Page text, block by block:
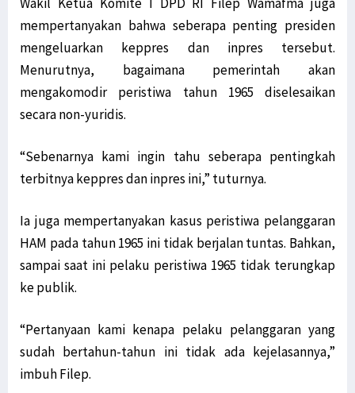
mempertanyakan bahwa seberapa penting presiden
mengeluarkan keppres dan inpres tersebut.
Menurutnya, bagaimana pemerintah akan
mengakomodir peristiwa tahun 1965 diselesaikan
secara non-yuridis.
“Sebenarnya kami ingin tahu seberapa pentingkah
terbitnya keppres dan inpres ini,” tuturnya.
Ia juga mempertanyakan kasus peristiwa pelanggaran
HAM pada tahun 1965 ini tidak berjalan tuntas. Bahkan,
sampai saat ini pelaku peristiwa 1965 tidak terungkap
ke publik.
“Pertanyaan kami kenapa pelaku pelanggaran yang
sudah bertahun-tahun ini tidak ada kejelasannya,”
imbuh Filep.